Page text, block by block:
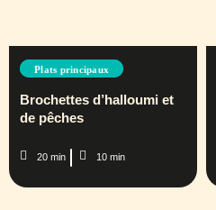
Plats principaux
Brochettes d’halloumi et
de pêches
20 min 10 min